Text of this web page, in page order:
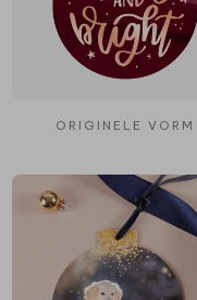
ORIGINELE VORM